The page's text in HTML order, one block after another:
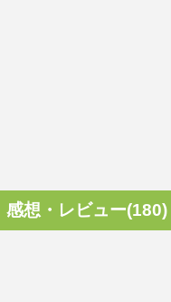
感想・レビュー(180)